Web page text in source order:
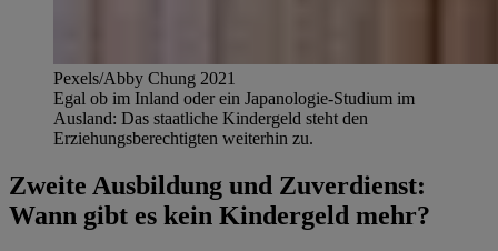
Pexels/Abby Chung 2021
Egal ob im Inland oder ein Japanologie-Studium im
Ausland: Das staatliche Kindergeld steht den
Erziehungsberechtigten weiterhin zu.
Zweite Ausbildung und Zuverdienst:
Wann gibt es kein Kindergeld mehr?